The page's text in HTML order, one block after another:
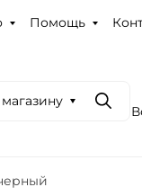
Помощь